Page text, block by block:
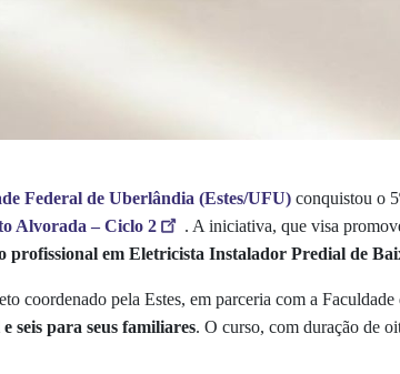
Federal de Uberlândia (Estes/UFU) conquistou o
Alvorada – Ciclo 2
. A iniciativa, que visa
profissional em Eletricista Instalador Predial de
coordenado pela Estes, em parceria com a
seis para seus familiares. O curso, com duração de